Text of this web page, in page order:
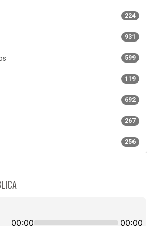
224
931
599
119
692
267
256